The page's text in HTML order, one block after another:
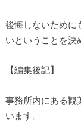
後悔しないために
いということを決
【編集後記】
事務所内にある観
います。